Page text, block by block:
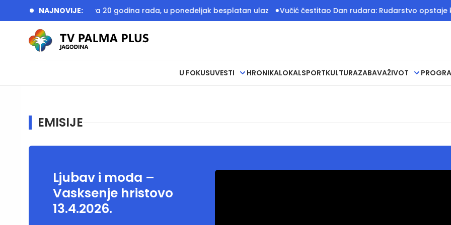
NAJNOVIJE:
u Jagodini obeležava 20 godina rada, u ponedeljak besplatan ulaz Vučić čestitao Dan rudara: Rudarstvo opstaje
U FOKUSUVESTI HRONIKALOKALSPORTKULTURAZABAVAŽIVOT
EMISIJE
Ljubav i moda –
Vasksenje hristovo
13.4.2026.